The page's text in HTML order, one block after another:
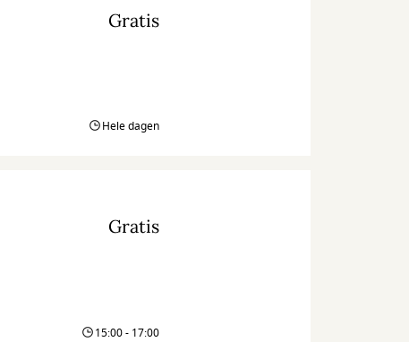
Gratis
Hele dagen
Gratis
15:00 - 17:00